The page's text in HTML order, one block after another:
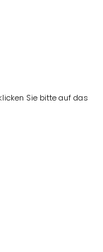
Sie bitte auf das